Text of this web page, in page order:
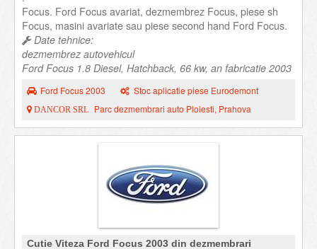
Focus. Ford Focus avariat, dezmembrez Focus, piese sh
Focus, masini avariate sau piese second hand Ford Focus.
Date tehnice:
dezmembrez autovehicul
Ford Focus 1.8 Diesel, Hatchback, 66 kw, an fabricatie 2003
Ford Focus 2003 Stoc aplicatie piese Eurodemont
DANCOR SRL Parc dezmembrari auto Ploiesti, Prahova
Cutie Viteza Ford Focus 2003 din dezmembrari